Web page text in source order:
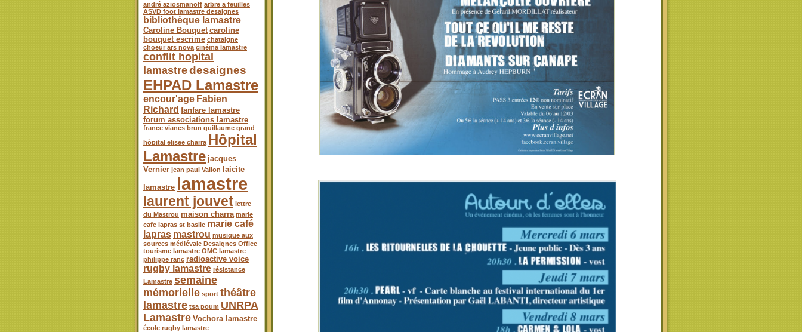
andré aziosmanoff arbre a feuilles
ASVD foot lamastre desaignes
bibliothèque lamastre
Caroline Bouquet caroline
bouquet escrime chataigne
choeur ars nova cinéma lamastre
conflit hopital
lamastredesaignes
EHPAD Lamastre
encour'age Fabien
Richard fanfare lamastre
forum associations lamastre
france vianes brun guillaume grand
hôpital elisee charra Hôpital
Lamastre jacques
Vernier jean paul Vallon
laicite
lamastre lamastre
laurent jouvet lettre
du Mastrou maison charra marie
cafe lapras st basile marie café
lapras mastrou musique aux
sources médiévale Desaignes Office
tourisme lamastre OMC lamastre
philippe ranc radioactive voice
rugby lamastre résistance
Lamastre semaine
mémorielle sport théâtre
lamastre tsa poum UNRPA
Lamastre Vochora lamastre
école rugby lamastre